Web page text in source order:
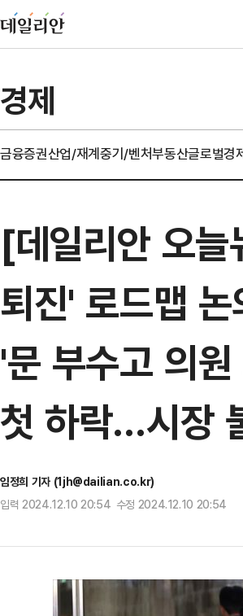
경제
금융증권산업/재계중기/벤처부동산글로벌경
[데일리안 오
퇴진' 로드맵
'문 부수고 의
첫 하락…시장
임정희 기자 (1jh@dailian.co.kr)
입력 2024.12.10 20:54 수정 2024.12.10 20:54